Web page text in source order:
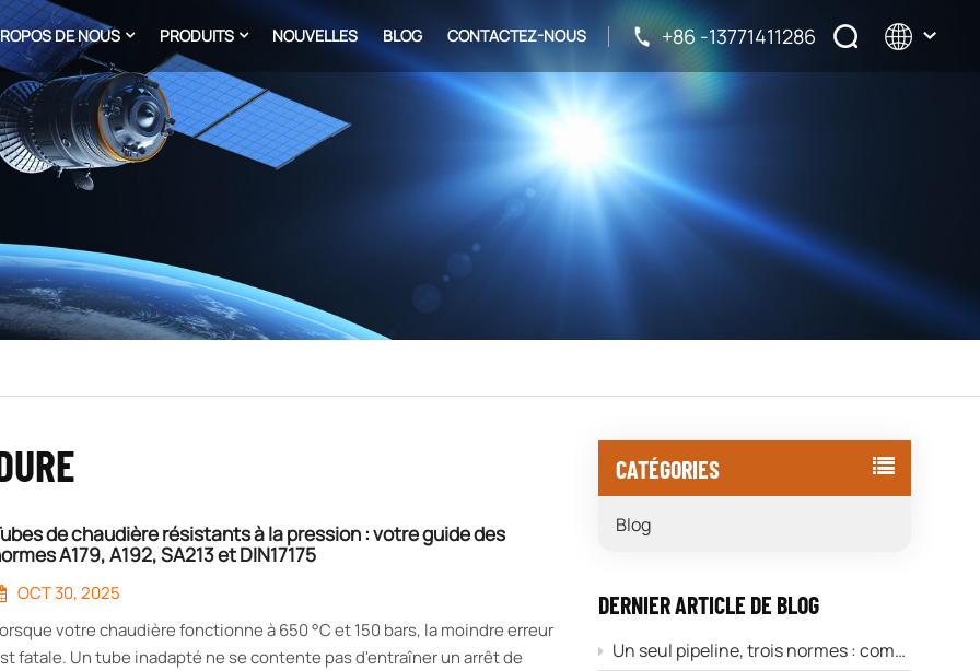
DE NOUS PRODUITS NOUVELLES BLOG CONTACTEZ-NOUS +86 -13771411286
русский
español
CATÉGORIES
Blog
DERNIER ARTICLE DE BLOG
Un seul pipeline, trois normes : comment dissiper la confusion entre les normes API 5L, A106 et A53
de chaudière résistants à la pression : votre guide des
A179, A192, SA213 et DIN17175
OCT 30, 2025
votre chaudière fonctionne à 650 °C et 150 bars, la moindre erreur
fatale. Un tube inadapté ne se contente pas d'entraîner un arrêt de